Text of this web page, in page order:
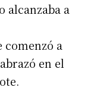
alcanzaba a
a
en el